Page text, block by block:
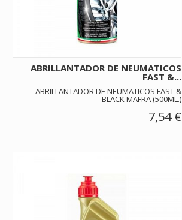
ABRILLANTADOR DE NEUMATICOS
FAST &...
ABRILLANTADOR DE NEUMATICOS FAST &
BLACK MAFRA (500ML.)
7,54 €